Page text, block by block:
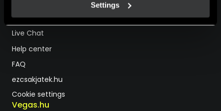
Settings
Support
Live Chat
Help center
FAQ
ezcsakjatek.hu
Cookie settings
Vegas.hu